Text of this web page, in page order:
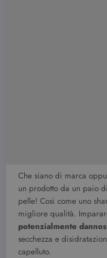
Che siano di marca
un prodotto da un paio
pelle! Così come uno
migliore qualità.
potenzialmente
secchezza e
capelluto.